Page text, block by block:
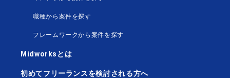
職種から案件を探す
フレームワークから案件を探す
Midworksとは
初めてフリーランスを検討される方へ